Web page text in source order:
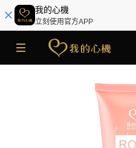
我的心機
立刻使用官方APP